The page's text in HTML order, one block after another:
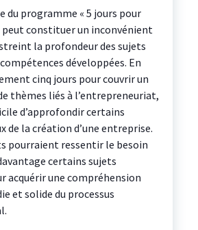
du programme « 5 jours pour
constituer un inconvénient
la profondeur des sujets
développées. En
cinq jours pour couvrir un
thèmes liés à l’entrepreneuriat,
d’approfondir certains
de la création d’une entreprise.
pourraient ressentir le besoin
certains sujets
acquérir une compréhension
et solide du processus